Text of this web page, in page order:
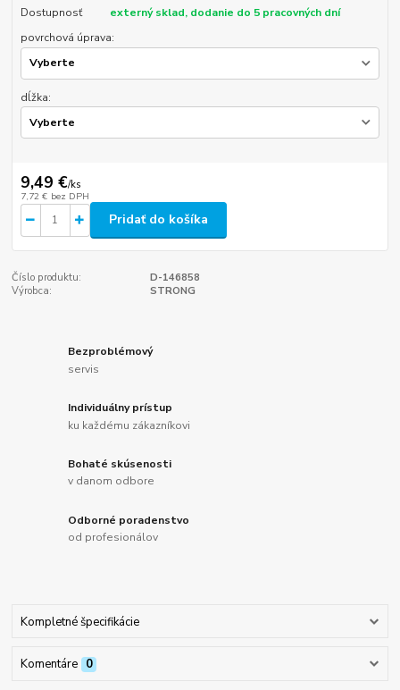
Dostupnosť
externý sklad, dodanie do 5 pracovných dní
povrchová úprava:
dĺžka:
9,49 €/ks
7,72 € bez DPH
Pridať do košíka
Číslo produktu:
D-146858
Výrobca:
STRONG
Bezproblémový
servis
Individuálny prístup
ku každému zákazníkovi
Bohaté skúsenosti
v danom odbore
Odborné poradenstvo
od profesionálov
Kompletné špecifikácie
Komentáre 0